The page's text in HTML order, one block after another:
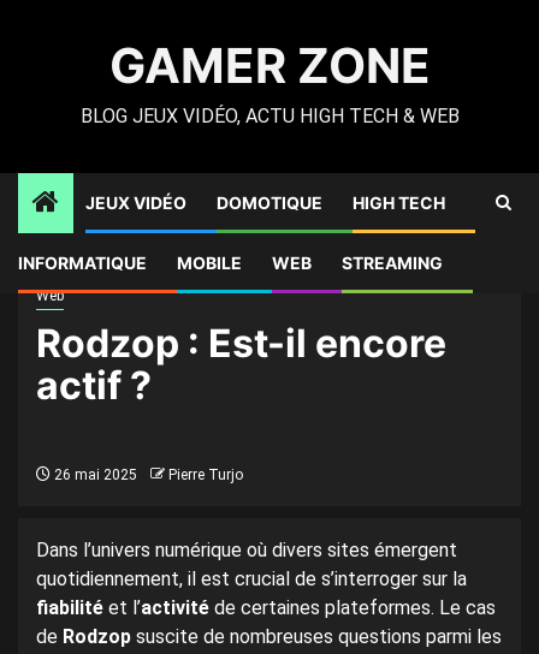
GAMER ZONE
BLOG JEUX VIDÉO, ACTU HIGH TECH & WEB
JEUX VIDÉO DOMOTIQUE HIGH TECH
INFORMATIQUE MOBILE WEB STREAMING
Web
Rodzop : Est-il encore
actif ?
26 mai 2025 Pierre Turjo
Dans l’univers numérique où divers sites émergent
quotidiennement, il est crucial de s’interroger sur la
fiabilité et l’activité de certaines plateformes. Le cas
de Rodzop suscite de nombreuses questions parmi les